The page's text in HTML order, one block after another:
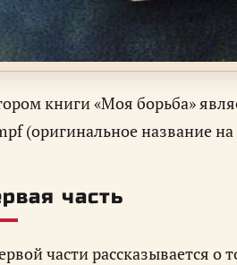
книги «Моя борьба»
(оригинальное название
часть
части рассказывается о